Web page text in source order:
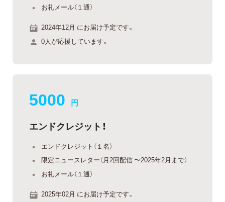
お礼メール（１通）
2024年12月 にお届け予定です。
0人が応援しています。
5000 円
エンドクレジット！
エンドクレジット（１名）
限定ニュースレター（月2回配信 〜2025年2月まで）
お礼メール（１通）
2025年02月 にお届け予定です。